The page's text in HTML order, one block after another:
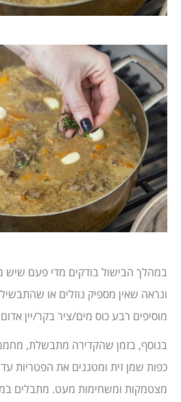
במהלך הבישול בודקים מדי פעם שיש
ונראה שאין מספיק נוזלים או
מוסיפים רבע כוס מים/ציר בקר/יין
כפות שמן זית ומטגנים את הפטריות עד
מצטמקות ומשחימות מעט. מתבלים